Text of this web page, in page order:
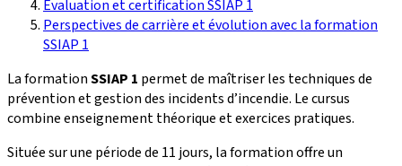
Évaluation et certification SSIAP 1
Perspectives de carrière et évolution avec la formation
SSIAP 1
La formationSSIAP 1 permet de maîtriser les techniques de
prévention et gestion des incidents d’incendie. Le cursus
combine enseignement théorique et exercices pratiques.
Située sur une période de 11 jours, la formation offre un